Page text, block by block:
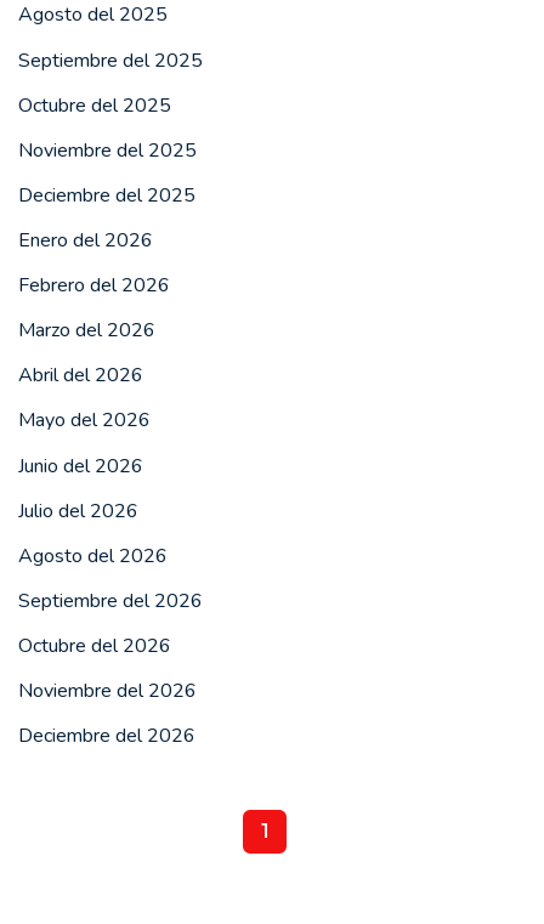
Agosto del 2025
Septiembre del 2025
Octubre del 2025
Noviembre del 2025
Deciembre del 2025
Enero del 2026
Febrero del 2026
Marzo del 2026
Abril del 2026
Mayo del 2026
Junio del 2026
Julio del 2026
Agosto del 2026
Septiembre del 2026
Octubre del 2026
Noviembre del 2026
Deciembre del 2026
1